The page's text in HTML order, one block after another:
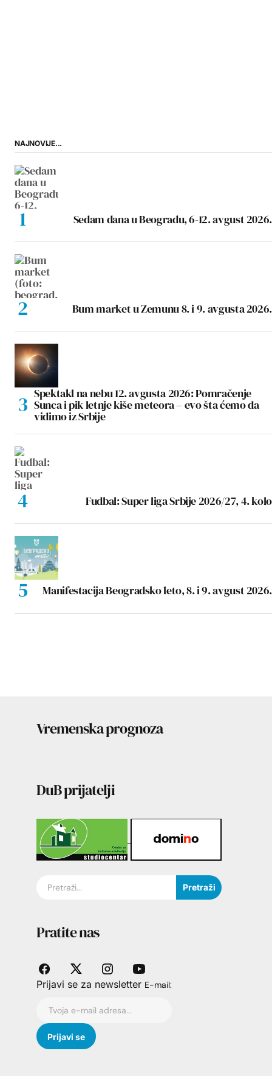
NAJNOVIJE...
Sedam dana u Beogradu, 6-12. avgust 2026.
Bum market u Zemunu 8. i 9. avgusta 2026.
Spektakl na nebu 12. avgusta 2026: Pomračenje
Sunca i pik letnje kiše meteora – evo šta ćemo da
vidimo iz Srbije
Fudbal: Super liga Srbije 2026/27, 4. kolo
Manifestacija Beogradsko leto, 8. i 9. avgust 2026.
Vremenska prognoza
DuB prijatelji
Pretraži
Pratite nas
Prijavi se za newsletter E-mail: